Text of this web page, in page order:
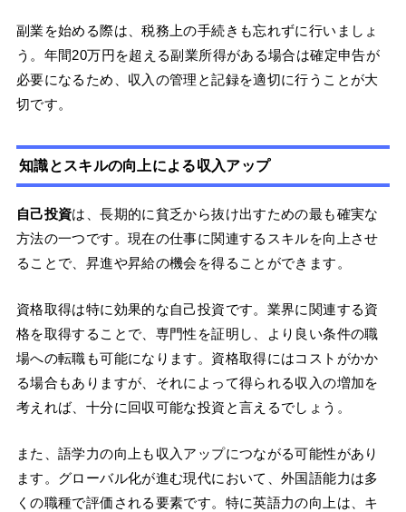
副業を始める際は、税務上の手続きも忘れずに行いましょ
う。年間20万円を超える副業所得がある場合は確定申告が
必要になるため、収入の管理と記録を適切に行うことが大
切です。
知識とスキルの向上による収入アップ
自己投資は、長期的に貧乏から抜け出すための最も確実な
方法の一つです。現在の仕事に関連するスキルを向上させ
ることで、昇進や昇給の機会を得ることができます。
資格取得は特に効果的な自己投資です。業界に関連する資
格を取得することで、専門性を証明し、より良い条件の職
場への転職も可能になります。資格取得にはコストがかか
る場合もありますが、それによって得られる収入の増加を
考えれば、十分に回収可能な投資と言えるでしょう。
また、語学力の向上も収入アップにつながる可能性があり
ます。グローバル化が進む現代において、外国語能力は多
くの職種で評価される要素です。特に英語力の向上は、キ